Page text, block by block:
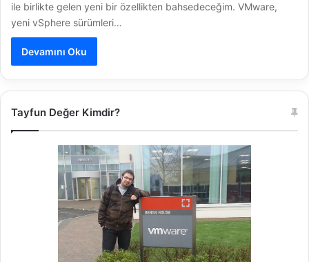
ile birlikte gelen yeni bir özellikten bahsedeceğim. VMware,
yeni vSphere sürümleri…
Devamını Oku
Tayfun Değer Kimdir?